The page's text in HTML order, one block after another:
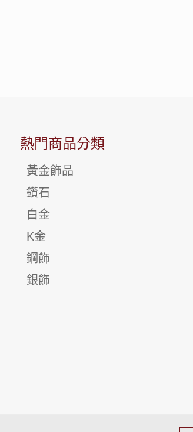
熱門商品分類
黃金飾品
鑽石
白金
K金
鋼飾
銀飾